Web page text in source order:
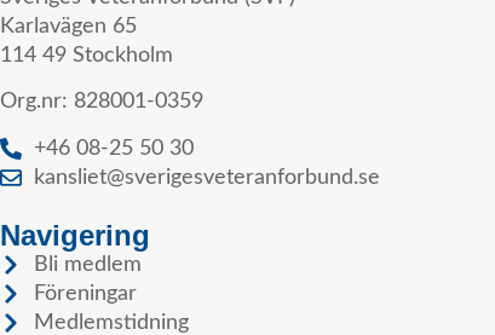
Karlavägen 65
114 49 Stockholm
Org.nr: 828001-0359
+46 08-25 50 30
kansliet@sverigesveteranforbund.se
Navigering
Bli medlem
Föreningar
Medlemstidning